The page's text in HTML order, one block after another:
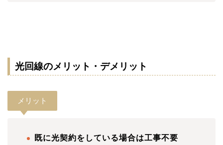
光回線のメリット・デメリット
メリット
既に光契約をしている場合は工事不要